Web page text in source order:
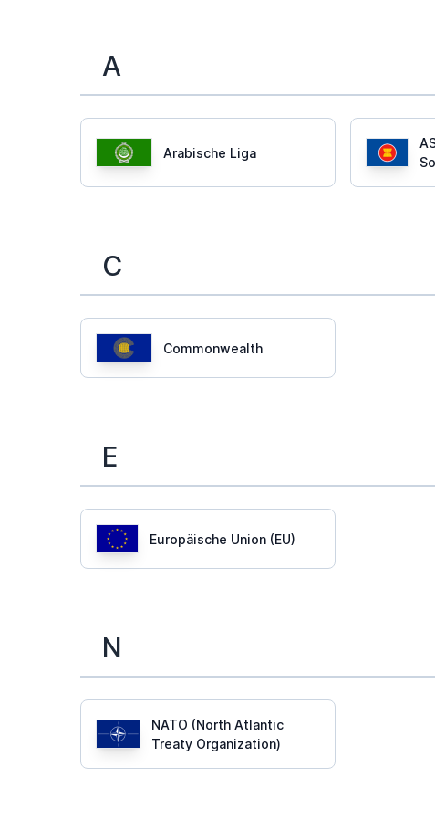
A
Arabische Liga
C
Commonwealth
E
Europäische Union (EU)
N
NATO (North Atlantic
Treaty Organization)